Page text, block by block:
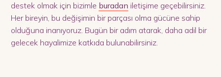
destek olmak için bizimle buradan iletişime geçebilirsiniz.
Her bireyin, bu değişimin bir parçası olma gücüne sahip
olduğuna inanıyoruz. Bugün bir adım atarak, daha adil bir
gelecek hayalimize katkıda bulunabilirsiniz.